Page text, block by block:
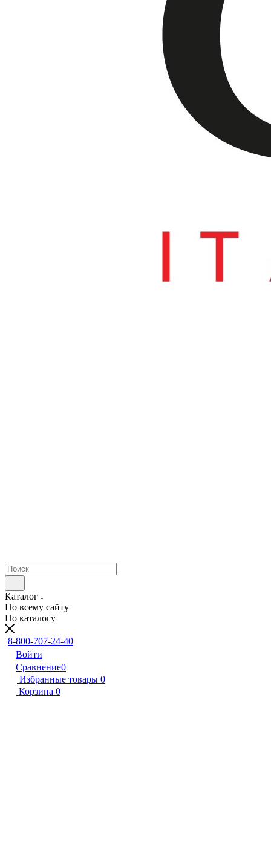
Каталог
По всему сайту
По каталогу
8-800-707-24-40
Войти
Сравнение0
Избранные товары 0
Корзина 0